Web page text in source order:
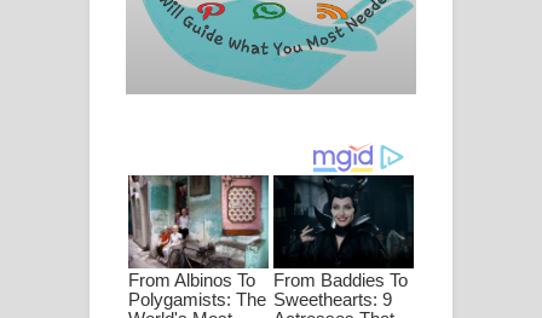
Obamai Mage Adare Song Lyrics -
ඔබමයි මගේ ආදරේ ගීතයේ පද පෙළ
ගීතයේ පද පෙළ
Ankeliya Song Lyrics - අංකෙළිය ගීතයේ
පද පෙළ